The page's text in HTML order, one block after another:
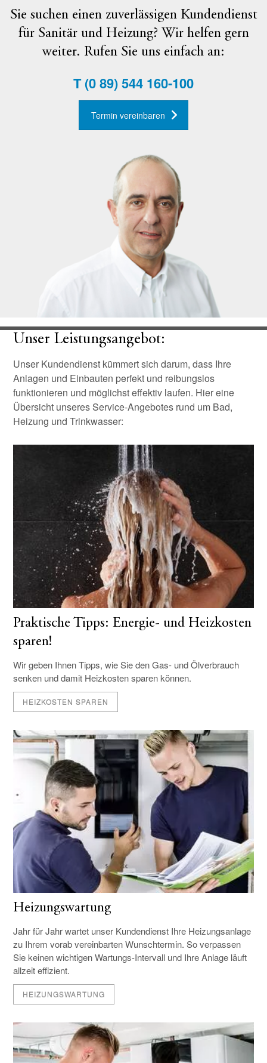
Sie suchen einen zuverlässigen Kundendienst
für Sanitär und Heizung? Wir helfen gern
weiter. Rufen Sie uns einfach an:
T(0 89) 544 160-100
Termin vereinbaren
Unser Leistungsangebot:
Unser Kundendienst kümmert sich darum, dass Ihre
Anlagen und Einbauten perfekt und reibungslos
funktionieren und möglichst effektiv laufen. Hier eine
Übersicht unseres Service-Angebotes rund um Bad,
Heizung und Trinkwasser:
Praktische Tipps: Energie- und Heizkosten
sparen!
Wir geben Ihnen Tipps, wie Sie den Gas- und Ölverbrauch
senken und damit Heizkosten sparen können.
HEIZKOSTEN SPAREN
Heizungswartung
Jahr für Jahr wartet unser Kunden­dienst Ihre Heizungs­anlage
zu Ihrem vorab verein­barten Wunsch­termin. So verpassen
Sie keinen wichtigen Wartungs-Intervall und Ihre Anlage läuft
allzeit effizient.
HEIZUNGSWARTUNG